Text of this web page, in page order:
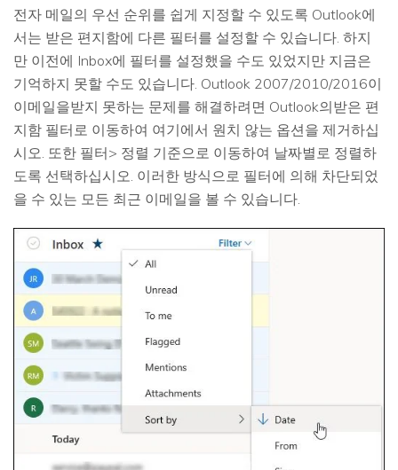
전자 메일의 우선 순위를 쉽게 지정할 수 있도록 Outlook에
서는 받은 편지함에 다른 필터를 설정할 수 있습니다. 하지
만 이전에 Inbox에 필터를 설정했을 수도 있었지만 지금은
기억하지 못할 수도 있습니다. Outlook 2007/2010/2016이
이메일을받지 못하는 문제를 해결하려면 Outlook의받은 편
지함 필터로 이동하여 여기에서 원치 않는 옵션을 제거하십
시오. 또한 필터> 정렬 기준으로 이동하여 날짜별로 정렬하
도록 선택하십시오. 이러한 방식으로 필터에 의해 차단되었
을 수 있는 모든 최근 이메일을 볼 수 있습니다.